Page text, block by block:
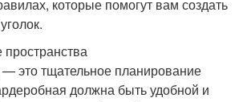
которые помогут вам создать
это тщательное планирование
должна быть удобной и